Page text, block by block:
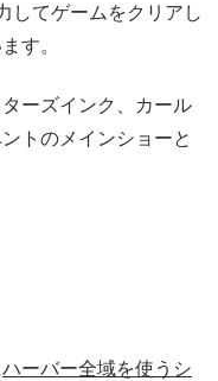
してゲームをクリアし
す。
ーズインク、カール
トのメインショーと
ハーバー全域を使うシ